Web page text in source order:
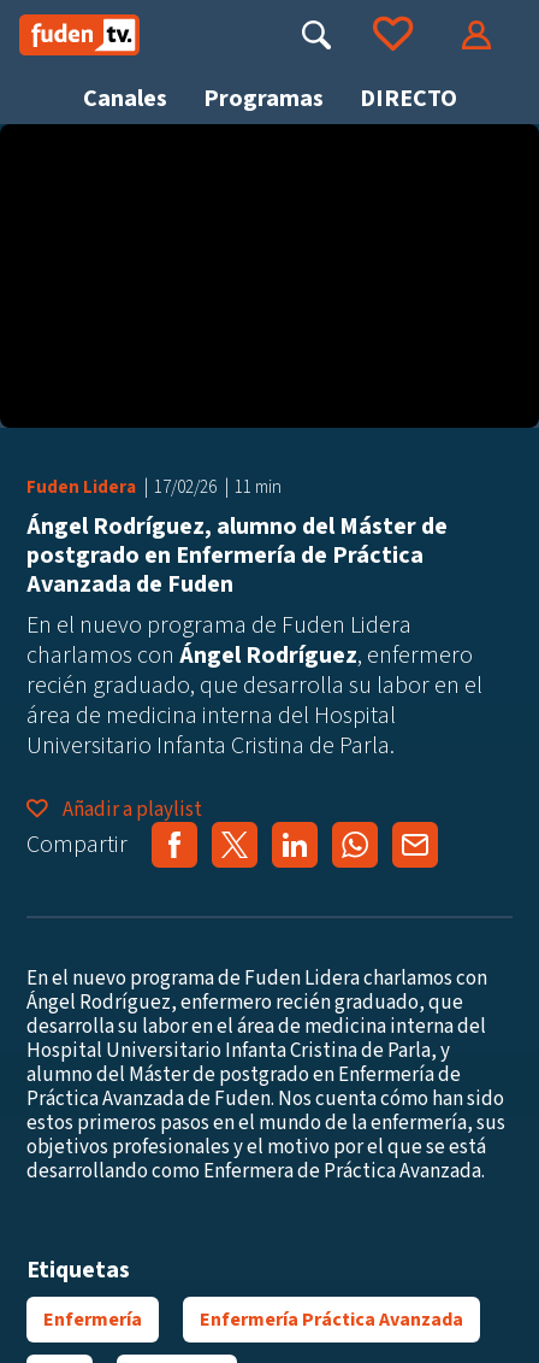
Saltar
contenido
Canales Programas DIRECTO
Buscar Ir a tus favoritos
Fuden Lidera 17/02/26 11 min
Ángel Rodríguez, alumno del Máster de
postgrado en Enfermería de Práctica
Avanzada de Fuden
En el nuevo programa de Fuden Lidera
charlamos con Ángel Rodríguez, enfermero
recién graduado, que desarrolla su labor en el
área de medicina interna del Hospital
Universitario Infanta Cristina de Parla.
Añadir a playlist
Compartir
En el nuevo programa de Fuden Lidera charlamos con
Ángel Rodríguez, enfermero recién graduado, que
desarrolla su labor en el área de medicina interna del
Hospital Universitario Infanta Cristina de Parla, y
alumno del Máster de postgrado en Enfermería de
Práctica Avanzada de Fuden. Nos cuenta cómo han sido
estos primeros pasos en el mundo de la enfermería, sus
objetivos profesionales y el motivo por el que se está
desarrollando como Enfermera de Práctica Avanzada.
Etiquetas
Enfermería Enfermería Práctica Avanzada